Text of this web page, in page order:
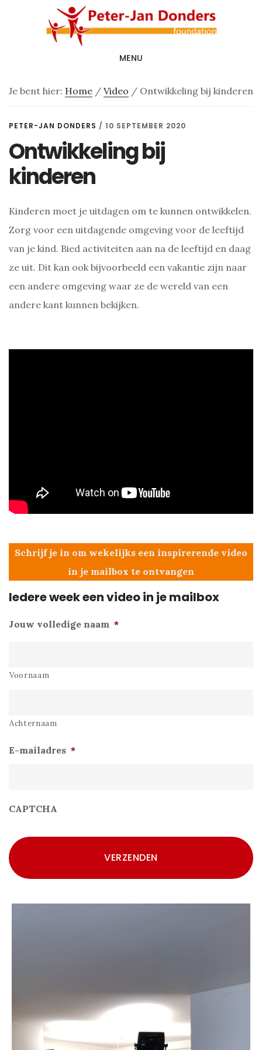
inhoud
MENU
Je bent hier: Home / Video / Ontwikkeling bij kinderen
PETER-JAN DONDERS / 10 SEPTEMBER 2020
Ontwikkeling bij
kinderen
Kinderen moet je uitdagen om te kunnen ontwikkelen.
Zorg voor een uitdagende omgeving voor de leeftijd
van je kind. Bied activiteiten aan na de leeftijd en daag
ze uit. Dit kan ook bijvoorbeeld een vakantie zijn naar
een andere omgeving waar ze de wereld van een
andere kant kunnen bekijken.
Schrijf je in om wekelijks een inspirerende video
in je mailbox te ontvangen
Iedere week een video in je mailbox
Jouw volledige naam *
Voornaam
Achternaam
E-mailadres *
CAPTCHA